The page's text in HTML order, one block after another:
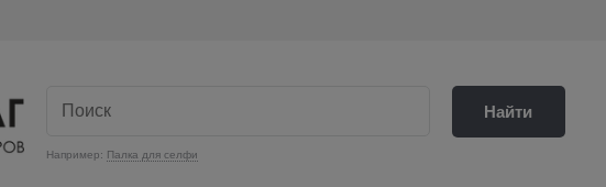
Например: Палка для селфи
Найти